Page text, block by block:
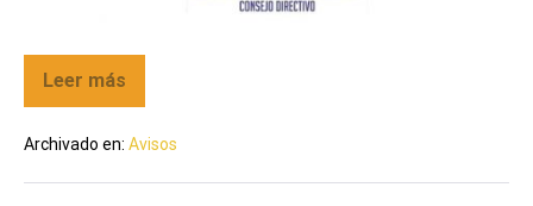
Leer más
Archivado en: Avisos